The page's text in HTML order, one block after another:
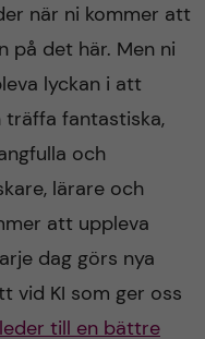
när ni kommer att
på det här. Men ni
lyckan i att
träffa fantastiska,
och
lärare och
att uppleva
dag görs nya
vid KI som ger oss
till en bättre